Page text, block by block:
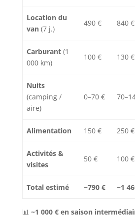
Location du
van (7 j.)
490 € 840 €
Carburant (1
000 km)
100 € 130 €
Nuits
(camping /
aire)
0–70 €
Alimentation 150 € 250 €
Activités &
visites
50 € 100 €
Total estimé ~790 € ~1
📊 ~1 000 € en saison